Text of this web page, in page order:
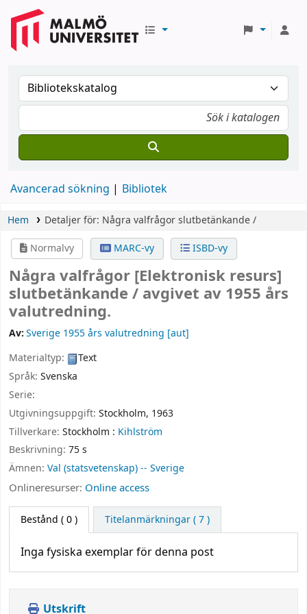
Avancerad sökning Bibliotek
Hem Detaljer för: Några valfrågorslutbetänkande /
Normalvy
MARC-vy ISBD-vy
Några valfrågor [Elektronisk resurs]
slutbetänkande / avgivet av 1955 års
valutredning.
Av:Sverige 1955 års valutredning [aut]
Materialtyp:
Text
Språk: Svenska
Serie:
Utgivningsuppgift: Stockholm, 1963
Tillverkare: Stockholm : Kihlström
Beskrivning: 75 s
Ämnen: Val (statsvetenskap) -- Sverige
Onlineresurser: Online access
Bestånd ( 0 ) Titelanmärkningar ( 7 )
Inga fysiska exemplar för denna post
Utskrift